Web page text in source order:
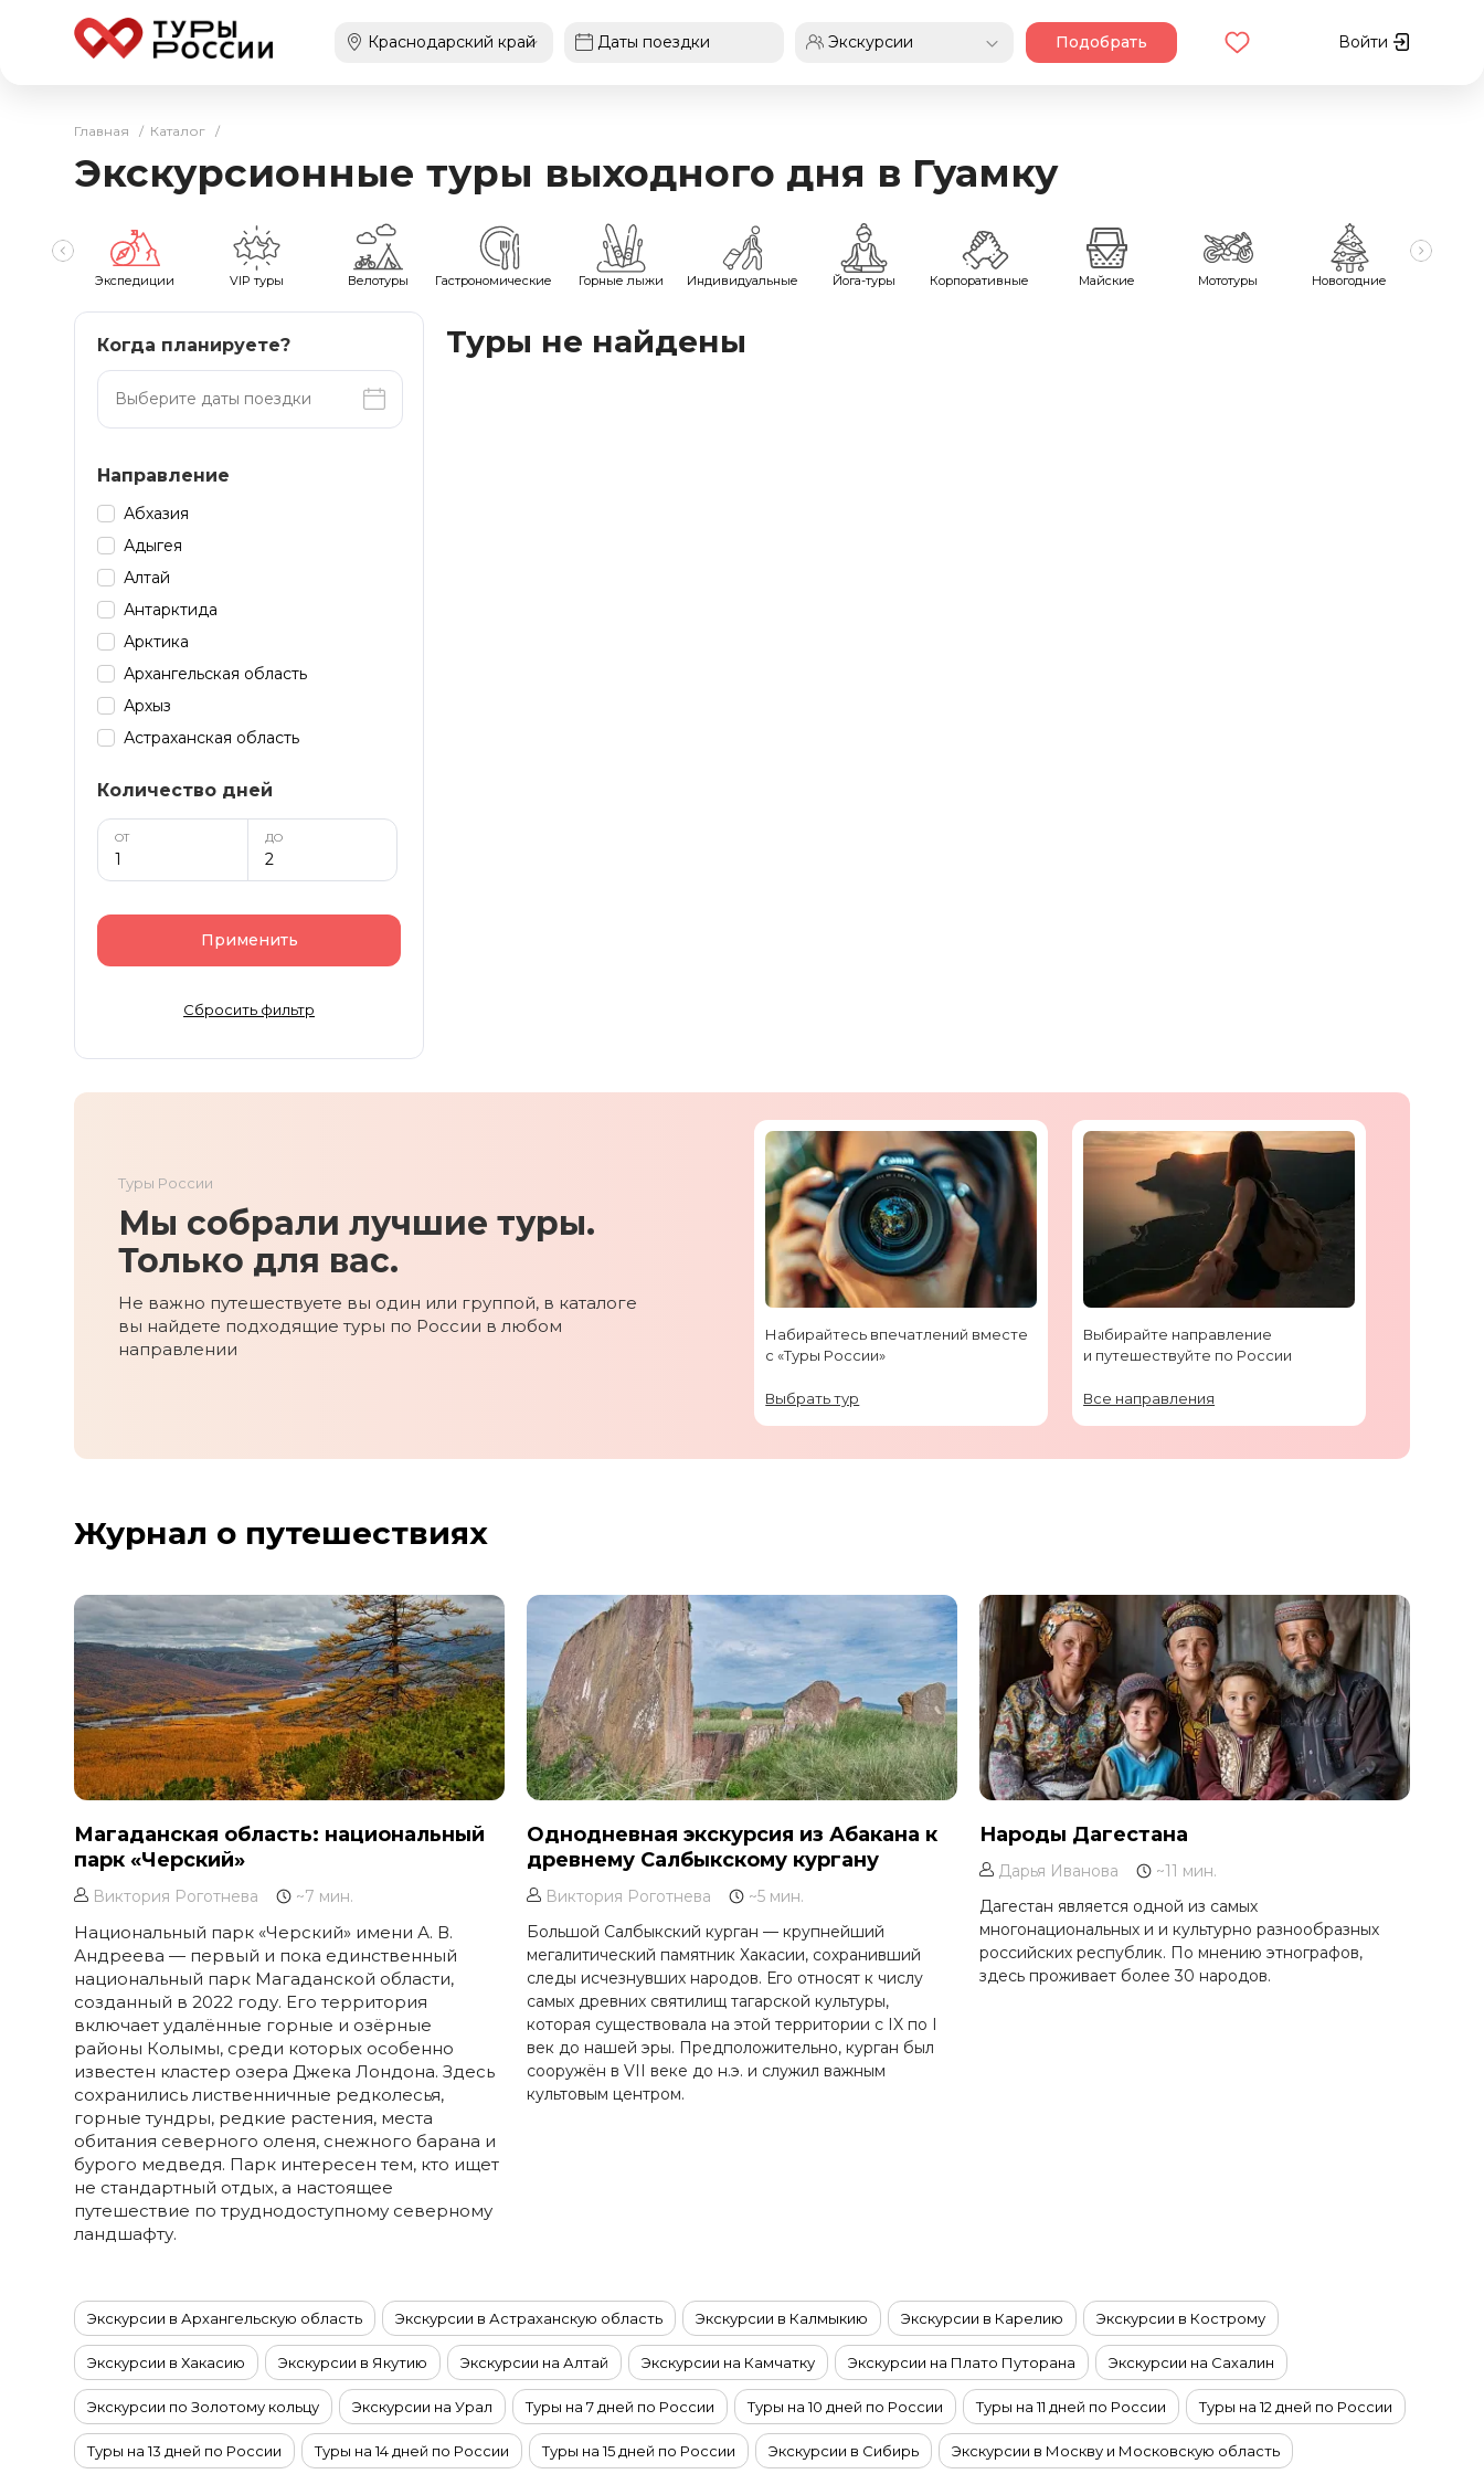
Подобрать Войти
Главная / Каталог /
Экскурсионные туры выходного дня в Гуамку
Экспедиции VIP туры Велотуры Гастрономические Горные лыжи Индивидуальные Йога-туры Корпоративные Майские Мототуры Новогодние
Когда планируете?
Направление
Абхазия
Адыгея
Алтай
Антарктида
Арктика
Архангельская область
Архыз
Астраханская область
Башкирия
Бурятия
Забайкалье
Зарубеж
Иркутская область
Кабардино-Балкария
Калмыкия
Камчатка
Карачаево-Черкесия
Колыма
Кольский полуостров
Москва и Московская область
Новгородская область
Оймякон
Осетия
Остров Итуруп
Остров Кунашир
Остров Шикотан
Плато Путорана
Приморье
Самарская область
Сахалин
Соловецкие острова
Ставропольский край
Татарстан
Териберка
Тыва
Урал
Хабаровский край
Хакасия
Чечня
Чукотка
Эльбрус
Якутия
Якутск
Ямал
Количество дней
ОТ ДО
Применить
Сбросить фильтр
Туры не найдены
Туры России
Мы собрали лучшие туры.
Только для вас.
Не важно путешествуете вы один или группой, в каталоге
вы найдете подходящие туры по России в любом
направлении
Набирайтесь впечатлений вместе
с «Туры России»
Выбрать тур
Выбирайте направление
и путешествуйте по России
Все направления
Журнал о путешествиях
Магаданская область: национальный
парк «Черский»
Виктория Роготнева ~7 мин.
Национальный парк «Черский» имени А. В.
Андреева — первый и пока единственный
национальный парк Магаданской области,
созданный в 2022 году. Его территория
включает удалённые горные и озёрные
районы Колымы, среди которых особенно
известен кластер озера Джека Лондона. Здесь
сохранились лиственничные редколесья,
горные тундры, редкие растения, места
обитания северного оленя, снежного барана и
бурого медведя. Парк интересен тем, кто ищет
не стандартный отдых, а настоящее
путешествие по труднодоступному северному
ландшафту.
Однодневная экскурсия из Абакана к
древнему Салбыкскому кургану
Виктория Роготнева
~5 мин.
Большой Салбыкский курган — крупнейший
мегалитический памятник Хакасии, сохранивший
следы исчезнувших народов. Его относят к числу
самых древних святилищ тагарской культуры,
которая существовала на этой территории с IX по I
век до нашей эры. Предположительно, курган был
сооружён в VII веке до н.э. и служил важным
культовым центром.
Народы Дагестана
Дарья Иванова
~11 мин.
Дагестан является одной из самых
многонациональных и и культурно разнообразных
российских республик. По мнению этнографов,
здесь проживает более 30 народов.
Экскурсии в Архангельскую область Экскурсии в Астраханскую область Экскурсии в Калмыкию Экскурсии в Карелию Экскурсии в Кострому
Экскурсии в Хакасию Экскурсии в Якутию Экскурсии на Алтай Экскурсии на Камчатку Экскурсии на Плато Путорана Экскурсии на Сахалин
Экскурсии по Золотому кольцу Экскурсии на Урал Туры на 7 дней по России Туры на 10 дней по России Туры на 11 дней по России Туры на 12 дней по России
Туры на 13 дней по России Туры на 14 дней по России Туры на 15 дней по России Экскурсии в Сибирь Экскурсии в Москву и Московскую область